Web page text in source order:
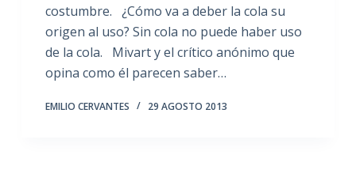
costumbre. ¿Cómo va a deber la cola su
origen al uso? Sin cola no puede haber uso
de la cola. Mivart y el crítico anónimo que
opina como él parecen saber…
EMILIO CERVANTES 29 AGOSTO 2013